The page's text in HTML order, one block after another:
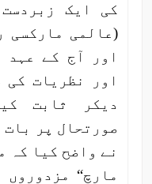
کی ایک
(عالمی مارکسی
اور آج کے عہد
اور نظریات
دیکر ثابت
صورتحال پر
نے واضح کیا کہ
مارچ“